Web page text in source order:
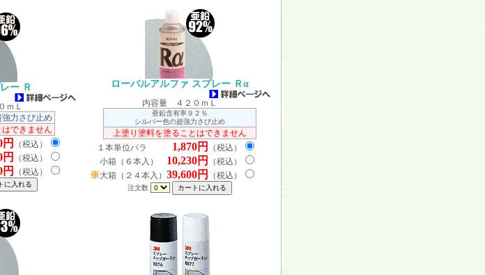
ー Ｒ
ｍＬ
力さび止め
できません
円
（税込）
円 （税込）
円 （税込）
ローバルアルファ スプレー Ｒα
内容量 ４２０ｍＬ
亜鉛含有率９２％
シルバー色の超強力さび止め
上塗り塗料を塗ることはできません
１本単位バラ
1,870円
（税込）
小箱（６本入）
10,230円 （税込）
※大箱（２４本入） 39,600円 （税込）
注文数